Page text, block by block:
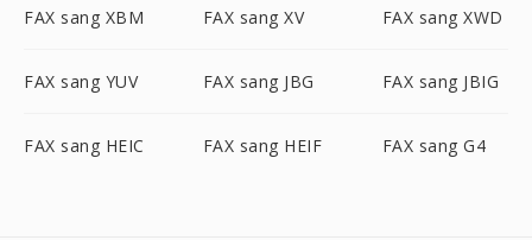
FAX sang XBM FAX sang XV FAX sang XWD
FAX sang YUV FAX sang JBG FAX sang JBIG
FAX sang HEIC FAX sang HEIF FAX sang G4